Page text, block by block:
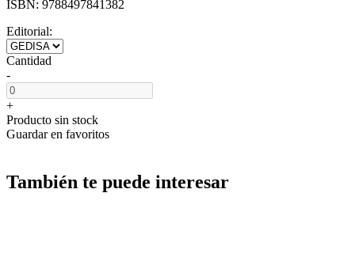
ISBN: 9788497841382
Editorial:
Cantidad
-
+
Producto sin stock
Guardar en favoritos
También te puede interesar